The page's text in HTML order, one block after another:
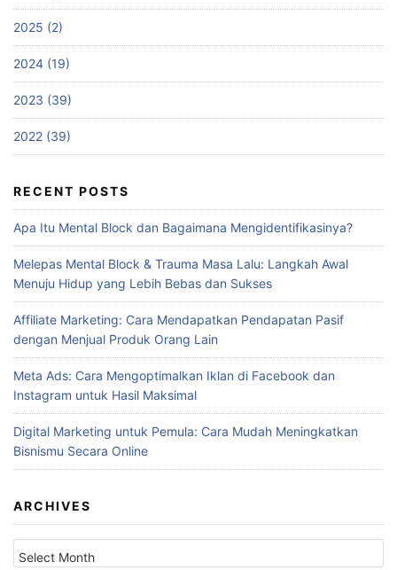
2025 (2)
2024 (19)
2023 (39)
2022 (39)
RECENT POSTS
Apa Itu Mental Block dan Bagaimana Mengidentifikasinya?
Melepas Mental Block & Trauma Masa Lalu: Langkah Awal
Menuju Hidup yang Lebih Bebas dan Sukses
Affiliate Marketing: Cara Mendapatkan Pendapatan Pasif
dengan Menjual Produk Orang Lain
Meta Ads: Cara Mengoptimalkan Iklan di Facebook dan
Instagram untuk Hasil Maksimal
Digital Marketing untuk Pemula: Cara Mudah Meningkatkan
Bisnismu Secara Online
ARCHIVES
Archives